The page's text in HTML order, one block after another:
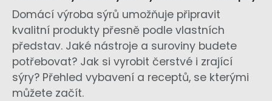
Domácí výroba sýrů umožňuje připravit
kvalitní produkty přesně podle vlastních
představ. Jaké nástroje a suroviny budete
potřebovat? Jak si vyrobit čerstvé i zrající
sýry? Přehled vybavení a receptů, se kterými
můžete začít.